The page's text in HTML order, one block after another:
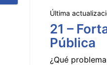
Última
21 –
Pública
¿Qué